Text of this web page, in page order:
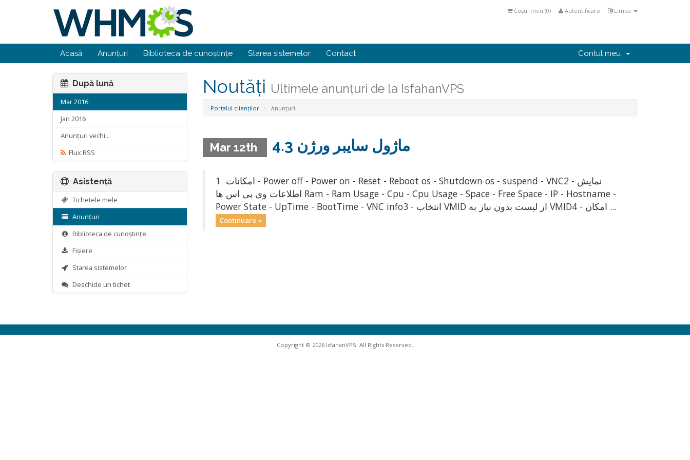
Limba
Autentificare
Coșul meu (0)
Acasă Anunțuri Biblioteca de cunoștințe Starea sistemelor Contact Contul meu
Noutăți Ultimele anunțuri de la IsfahanVPS
Portalul clienților Anunțuri
După lună
Mar 2016
Jan 2016
Anunțuri vechi...
Flux RSS
Mar 12th ماژول سايبر ورژن 4.3
امکانات 1 - Power off - Power on - Reset - Reboot os - Shutdown os - suspend - VNC2 - نمایش
اطلاعات وی پی اس ها Ram - Ram Usage - Cpu - Cpu Usage - Space - Free Space - IP - Hostname -
Power State - UpTime - BootTime - VNC info3 - انتخاب VMID از لیست بدون نياز به VMID4 - امکان ...
Continuare »
Asistență
Tichetele mele
Anunțuri
Biblioteca de cunoștințe
Fișiere
Starea sistemelor
Deschide un tichet
Copyright © 2026 IsfahanVPS. All Rights Reserved.